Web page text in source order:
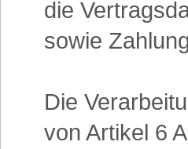
die
sowie
Die
von Artikel 6